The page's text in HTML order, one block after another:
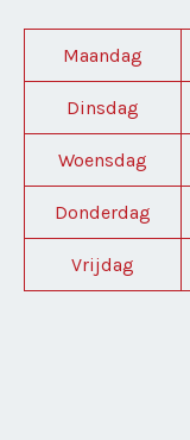
Maandag
Dinsdag
Woensdag
Donderdag
Vrijdag